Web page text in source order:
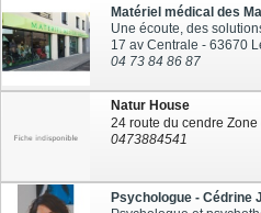
Matériel médical des
17 av Centrale - 63670
04 73 84 86 87
Natur House
0473884541
Psychologue - Cédrine